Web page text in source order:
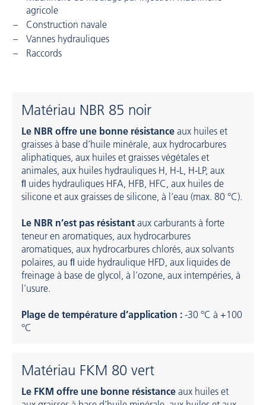
agricole
Construction navale
Vannes hydrauliques
Raccords
Matériau NBR 85 noir
Le NBR offre une bonne résistance aux huiles et
graisses à base d’huile minérale, aux hydrocarbures
aliphatiques, aux huiles et graisses végétales et
animales, aux huiles hydrauliques H, H-L, H-LP, aux
ﬂ uides hydrauliques HFA, HFB, HFC, aux huiles de
silicone et aux graisses de silicone, à l’eau (max. 80 °C).
Le NBR n’est pas résistant aux carburants à forte
teneur en aromatiques, aux hydrocarbures
aromatiques, aux hydrocarbures chlorés, aux solvants
polaires, au ﬂ uide hydraulique HFD, aux liquides de
freinage à base de glycol, à l’ozone, aux intempéries, à
l’usure.
Plage de température d’application : -30 °C à +100
°C
Matériau FKM 80 vert
Le FKM offre une bonne résistance aux huiles et